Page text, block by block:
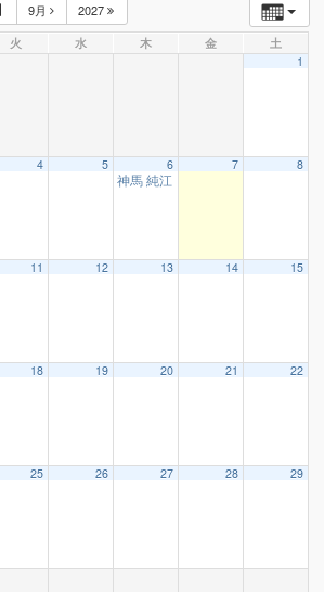
9月
2027
火 水 木 金 土
1
4 5 6
神馬 純江 様
7 8
11 12 13 14 15
18 19 20 21 22
25 26 27 28 29